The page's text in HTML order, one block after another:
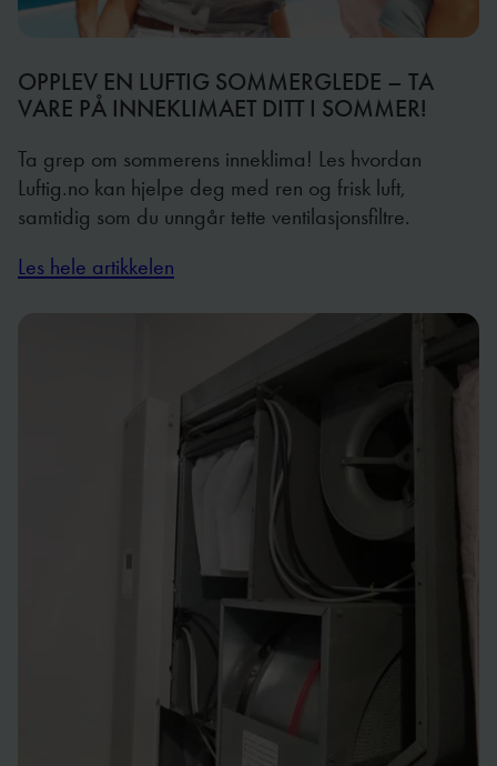
OPPLEV EN LUFTIG SOMMERGLEDE – TA
VARE PÅ INNEKLIMAET DITT I SOMMER!
Ta grep om sommerens inneklima! Les hvordan
Luftig.no kan hjelpe deg med ren og frisk luft,
samtidig som du unngår tette ventilasjonsfiltre.
Les hele artikkelen